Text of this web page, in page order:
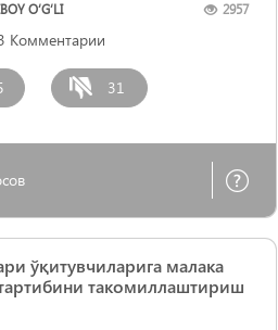
...
O‘G‘LI 2957
Комментарии
31
ўқитувчиларига малака
такомиллаштириш